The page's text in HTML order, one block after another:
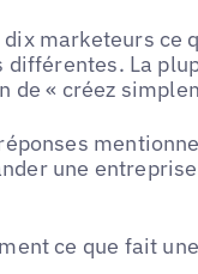
marketeurs ce
différentes. La
de « créez
une
ce que fait